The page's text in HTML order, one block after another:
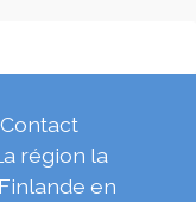
Contact
région la
en